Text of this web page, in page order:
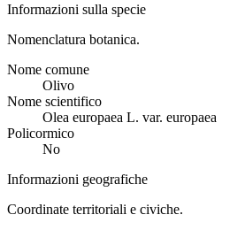
Informazioni sulla specie
Nomenclatura botanica.
Nome comune
Olivo
Nome scientifico
Olea europaea L. var. europaea
Policormico
No
Informazioni geografiche
Coordinate territoriali e civiche.